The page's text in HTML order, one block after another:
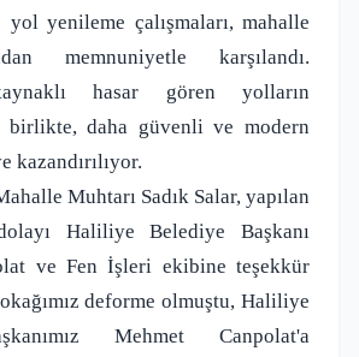
yenileme çalışmaları, mahalle
memnuniyetle karşılandı.
hasar gören yolların
birlikte, daha güvenli ve modern
kazandırılıyor.
Muhtarı Sadık Salar, yapılan
Haliliye Belediye Başkanı
ve Fen İşleri ekibine teşekkür
deforme olmuştu, Haliliye
Mehmet Canpolat'a